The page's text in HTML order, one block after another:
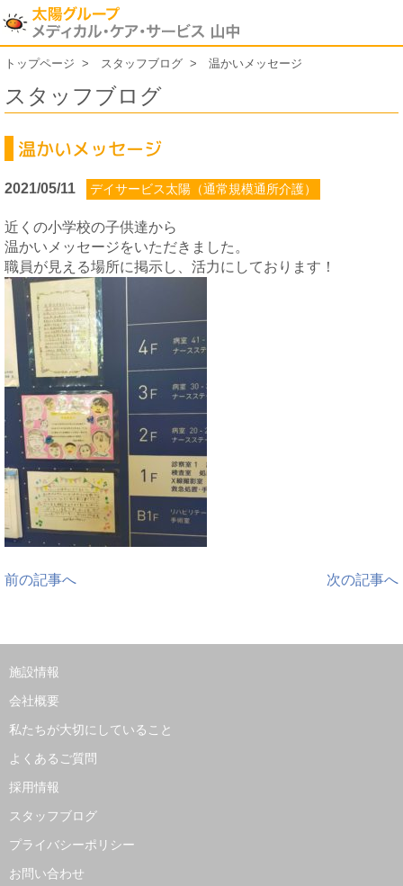
トップページ スタッフブログ 温かいメッセージ
スタッフブログ
温かいメッセージ
2021/05/11 デイサービス太陽（通常規模通所介護）
近くの小学校の子供達から
温かいメッセージをいただきました。
職員が見える場所に掲示し、活力にしております！
前の記事へ 次の記事へ
施設情報
会社概要
私たちが大切にしていること
よくあるご質問
採用情報
スタッフブログ
プライバシーポリシー
お問い合わせ